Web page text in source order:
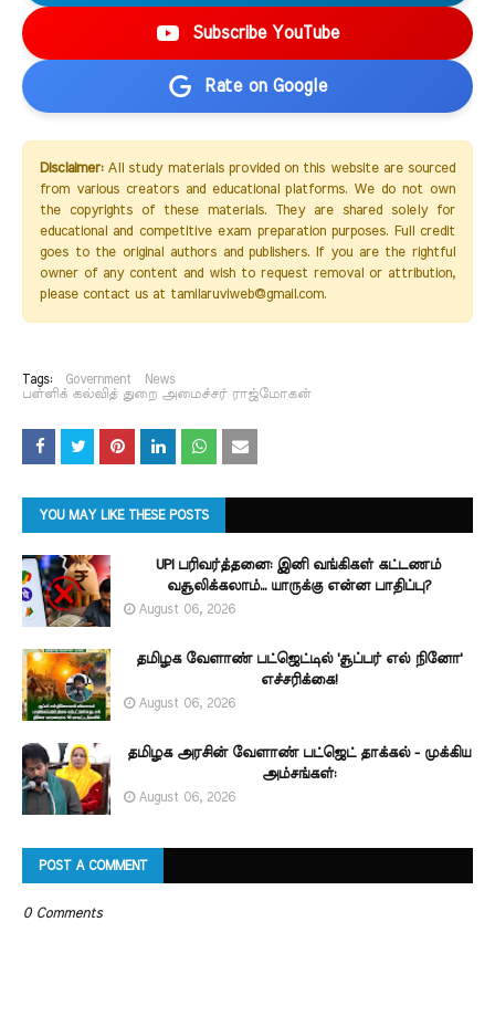
Subscribe YouTube
Rate on Google
Disclaimer:All study materials provided on this website are sourced
from various creators and educational platforms. We do not own
the copyrights of these materials. They are shared solely for
educational and competitive exam preparation purposes. Full credit
goes to the original authors and publishers. If you are the rightful
owner of any content and wish to request removal or attribution,
please contact us at tamilaruviweb@gmail.com.
Tags: Government
News
பள்ளிக் கல்வித் துறை அமைச்சர் ராஜ்மோகன்
YOU MAY LIKE THESE POSTS
UPI பரிவர்த்தனை: இனி வங்கிகள் கட்டணம்
வசூலிக்கலாம்... யாருக்கு என்ன பாதிப்பு?
August 06, 2026
தமிழக வேளாண் பட்ஜெட்டில் 'சூப்பர் எல் நினோ'
எச்சரிக்கை!
August 06, 2026
தமிழக அரசின் வேளாண் பட்ஜெட் தாக்கல் - முக்கிய
அம்சங்கள்:
August 06, 2026
POST A COMMENT
0 Comments